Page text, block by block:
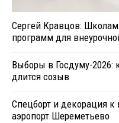
Сергей Кравцов:
программ для
Выборы в Госдуму-2026:
длится созыв
Спецборт и декорация к
аэропорт Шереметьево